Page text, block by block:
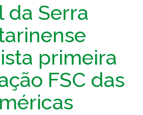
Relatório de
Sustentabilidade
Plante com a
Klabin
Todas Florestas
Importam
Inova
da Serra
primeira
FSC das